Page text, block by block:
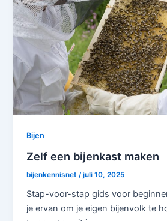
Bijen
Zelf een bijenkast maken
bijenkennisnet /juli 10, 2025
Stap-voor-stap gids voor
je ervan om je eigen bijenvolk te